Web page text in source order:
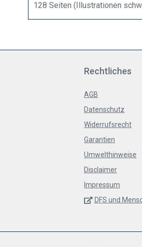
128 Seiten (Illustrationen
Rechtliches
AGB
Datenschutz
Widerrufsrecht
Garantien
Umwelthinweise
Disclaimer
Impressum
DFS und